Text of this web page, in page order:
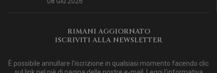
RIMANI AGGIORNATO
ISCRIVITI ALLA NEWSLETTER
È possibile annullare l'iscrizione in qualsiasi momento facendo clic